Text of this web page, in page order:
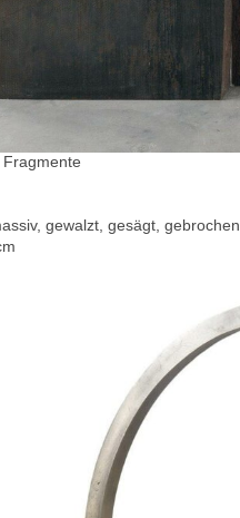
gewalzt, gesägt, gebrochen